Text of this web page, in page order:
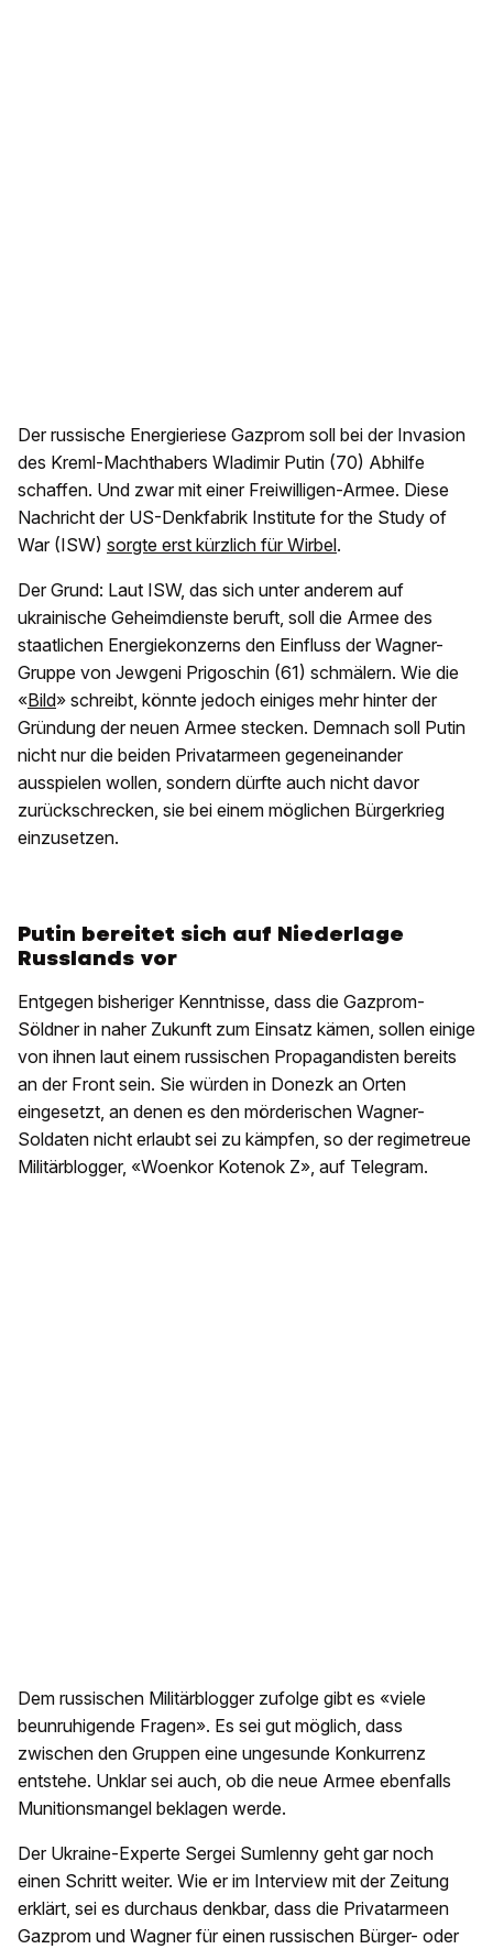
Der russische Energieriese Gazprom soll bei der Invasion
des Kreml-Machthabers Wladimir Putin (70) Abhilfe
schaffen. Und zwar mit einer Freiwilligen-Armee. Diese
Nachricht der US-Denkfabrik Institute for the Study of
War (ISW) sorgte erst kürzlich für Wirbel.
Der Grund: Laut ISW, das sich unter anderem auf
ukrainische Geheimdienste beruft, soll die Armee des
staatlichen Energiekonzerns den Einfluss der Wagner-
Gruppe von Jewgeni Prigoschin (61) schmälern. Wie die
«Bild» schreibt, könnte jedoch einiges mehr hinter der
Gründung der neuen Armee stecken. Demnach soll Putin
nicht nur die beiden Privatarmeen gegeneinander
ausspielen wollen, sondern dürfte auch nicht davor
zurückschrecken, sie bei einem möglichen Bürgerkrieg
einzusetzen.
Putin bereitet sich auf Niederlage
Russlands vor
Entgegen bisheriger Kenntnisse, dass die Gazprom-
Söldner in naher Zukunft zum Einsatz kämen, sollen einige
von ihnen laut einem russischen Propagandisten bereits
an der Front sein. Sie würden in Donezk an Orten
eingesetzt, an denen es den mörderischen Wagner-
Soldaten nicht erlaubt sei zu kämpfen, so der regimetreue
Militärblogger, «Woenkor Kotenok Z», auf Telegram.
Dem russischen Militärblogger zufolge gibt es «viele
beunruhigende Fragen». Es sei gut möglich, dass
zwischen den Gruppen eine ungesunde Konkurrenz
entstehe. Unklar sei auch, ob die neue Armee ebenfalls
Munitionsmangel beklagen werde.
Der Ukraine-Experte Sergei Sumlenny geht gar noch
einen Schritt weiter. Wie er im Interview mit der Zeitung
erklärt, sei es durchaus denkbar, dass die Privatarmeen
Gazprom und Wagner für einen russischen Bürger- oder